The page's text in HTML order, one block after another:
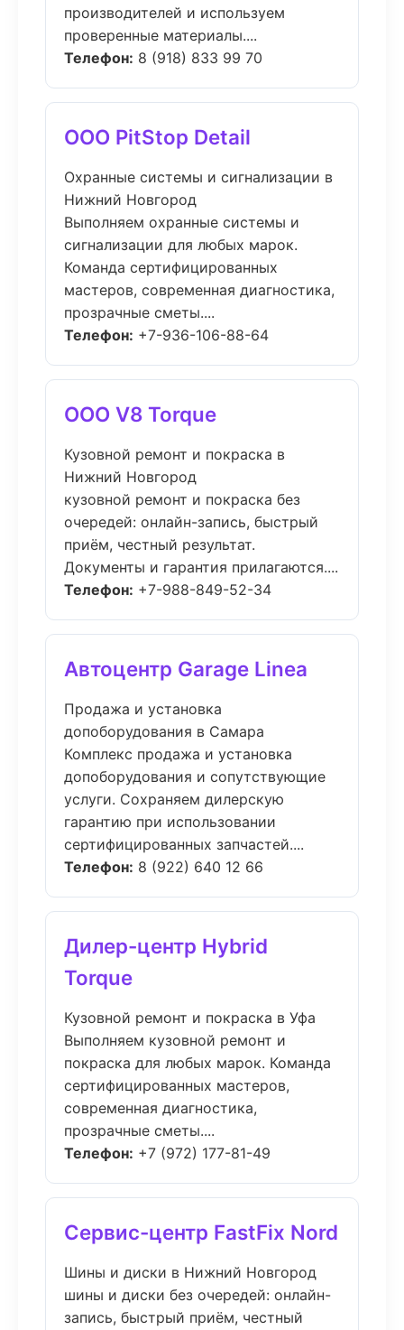
производителей и используем
проверенные материалы....
Телефон: 8 (918) 833 99 70
ООО PitStop Detail
Охранные системы и сигнализации в
Нижний Новгород
Выполняем охранные системы и
сигнализации для любых марок.
Команда сертифицированных
мастеров, современная диагностика,
прозрачные сметы....
Телефон: +7-936-106-88-64
ООО V8 Torque
Кузовной ремонт и покраска в
Нижний Новгород
кузовной ремонт и покраска без
очередей: онлайн-запись, быстрый
приём, честный результат.
Документы и гарантия прилагаются....
Телефон: +7-988-849-52-34
Автоцентр Garage Linea
Продажа и установка
допоборудования в Самара
Комплекс продажа и установка
допоборудования и сопутствующие
услуги. Сохраняем дилерскую
гарантию при использовании
сертифицированных запчастей....
Телефон: 8 (922) 640 12 66
Дилер-центр Hybrid
Torque
Кузовной ремонт и покраска в Уфа
Выполняем кузовной ремонт и
покраска для любых марок. Команда
сертифицированных мастеров,
современная диагностика,
прозрачные сметы....
Телефон: +7 (972) 177-81-49
Сервис-центр FastFix Nord
Шины и диски в Нижний Новгород
шины и диски без очередей: онлайн-
запись, быстрый приём, честный